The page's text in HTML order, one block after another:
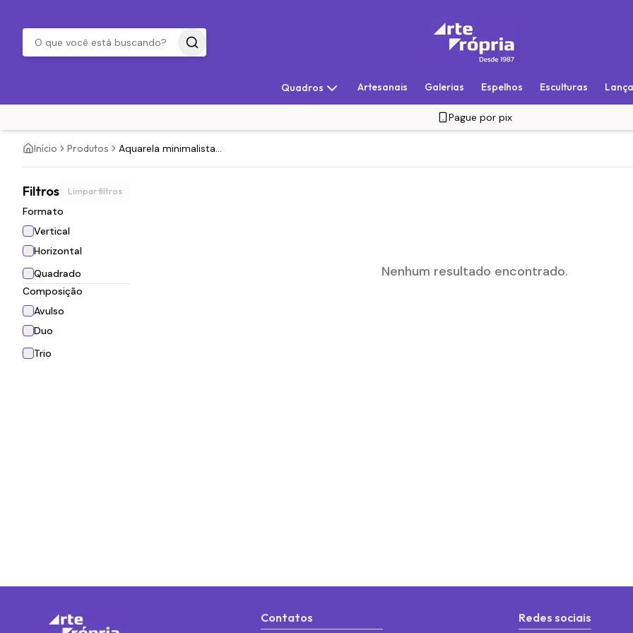
Quadros Artesanais Galerias Espelhos Esculturas
Pague por pix
Início Produtos Aquarela minimalista...
Filtros Limpar filtros
Formato
Vertical
Horizontal
Quadrado
Composição
Avulso
Duo
Trio
Nenhum resultado encontrado.
Contatos Redes sociais